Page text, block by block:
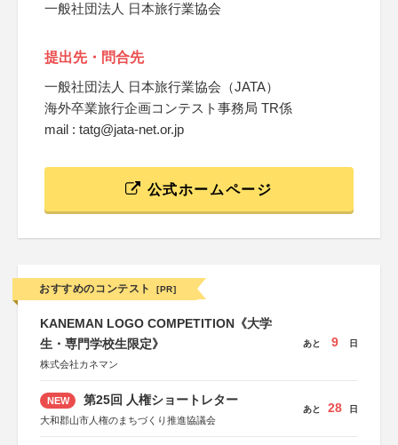
一般社団法人 日本旅行業協会
提出先・問合先
一般社団法人 日本旅行業協会（JATA）
海外卒業旅行企画コンテスト事務局 TR係
mail : tatg@jata-net.or.jp
公式ホームページ
おすすめのコンテスト [PR]
KANEMAN LOGO COMPETITION《大学
生・専門学校生限定》
株式会社カネマン
あと 9 日
NEW 第25回 人権ショートレター
大和郡山市人権のまちづくり推進協議会
あと 28 日